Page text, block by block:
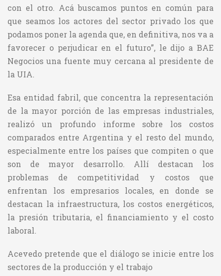
con el otro. Acá buscamos puntos en común para
que seamos los actores del sector privado los que
podamos poner la agenda que, en definitiva, nos va a
favorecer o perjudicar en el futuro”, le dijo a BAE
Negocios una fuente muy cercana al presidente de
la UIA.
Esa entidad fabril, que concentra la representación
de la mayor porción de las empresas industriales,
realizó un profundo informe sobre los costos
comparados entre Argentina y el resto del mundo,
especialmente entre los países que compiten o que
son de mayor desarrollo. Allí destacan los
problemas de competitividad y costos que
enfrentan los empresarios locales, en donde se
destacan la infraestructura, los costos energéticos,
la presión tributaria, el financiamiento y el costo
laboral.
Acevedo pretende que el diálogo se inicie entre los
sectores de la producción y el trabajo